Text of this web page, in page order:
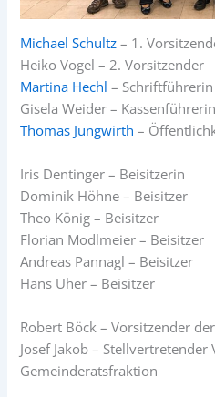
Michael Schultz – 1.
Heiko Vogel – 2. Vorsitzender
Martina Hechl – Schriftführerin
Gisela Weider – Kassenführerin
Thomas Jungwirth –
Iris Dentinger – Beisitzerin
Dominik Höhne – Beisitzer
Theo König – Beisitzer
Florian Modlmeier – Beisitzer
Andreas Pannagl – Beisitzer
Hans Uher – Beisitzer
Robert Böck – Vorsitzender
Josef Jakob –
Gemeinderatsfraktion